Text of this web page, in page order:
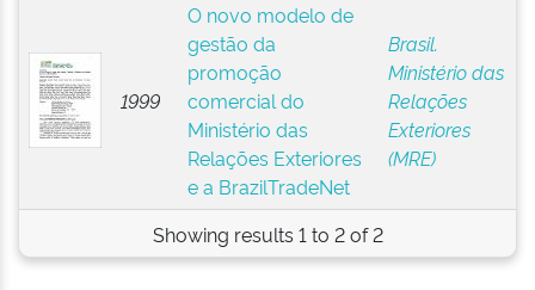
1999
O novo modelo de
gestão da
promoção
comercial do
Ministério das
Relações Exteriores
e a BrazilTradeNet
Brasil.
Ministério das
Relações
Exteriores
(MRE)
Showing results 1 to 2 of 2